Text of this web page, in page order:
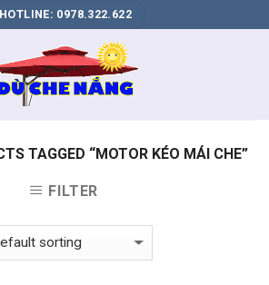
HOTLINE: 0978.322.622
TAGGED “MOTOR KÉO MÁI CHE”
FILTER